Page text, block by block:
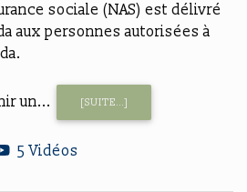
sociale (NAS) est délivré
aux personnes autorisées à
un... [SUITE...]
5 Vidéos